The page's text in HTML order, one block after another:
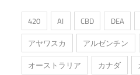
420 AI CBD DEA
アヤワスカ
アルゼンチン
オーストラリア
カナダ